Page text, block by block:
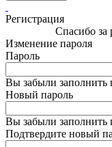
Регистрация
Спасибо за
Изменение пароля
Пароль
Вы забыли заполнить
Новый пароль
Вы забыли заполнить
Подтвердите новый